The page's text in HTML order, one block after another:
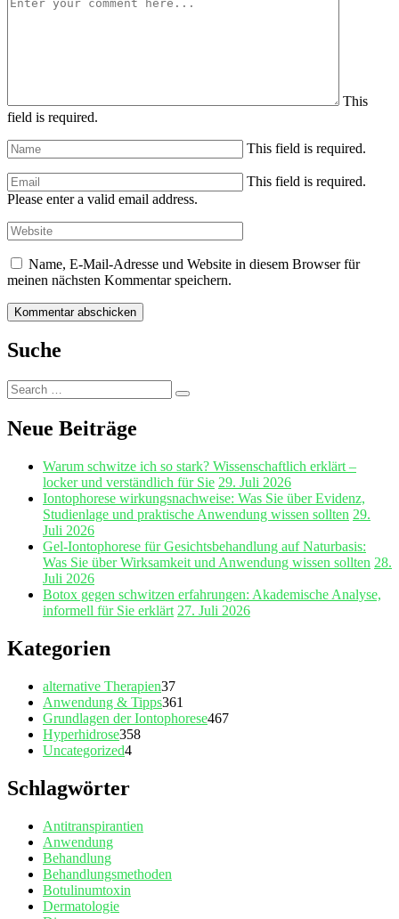
This
field is required.
This field is required.
This field is required.
Please enter a valid email address.
Name, E-Mail-Adresse und Website in diesem Browser für
meinen nächsten Kommentar speichern.
Suche
Search
for:
Search
Neue Beiträge
Warum schwitze ich so stark? Wissenschaftlich erklärt –
locker und verständlich für Sie 29. Juli 2026
Iontophorese wirkungsnachweise: Was Sie über Evidenz,
Studienlage und praktische Anwendung wissen sollten 29.
Juli 2026
Gel‑Iontophorese für Gesichtsbehandlung auf Naturbasis:
Was Sie über Wirksamkeit und Anwendung wissen sollten 28.
Juli 2026
Botox gegen schwitzen erfahrungen: Akademische Analyse,
informell für Sie erklärt 27. Juli 2026
Kategorien
alternative Therapien37
Anwendung & Tipps361
Grundlagen der Iontophorese467
Hyperhidrose358
Uncategorized4
Schlagwörter
Antitranspirantien
Anwendung
Behandlung
Behandlungsmethoden
Botulinumtoxin
Dermatologie